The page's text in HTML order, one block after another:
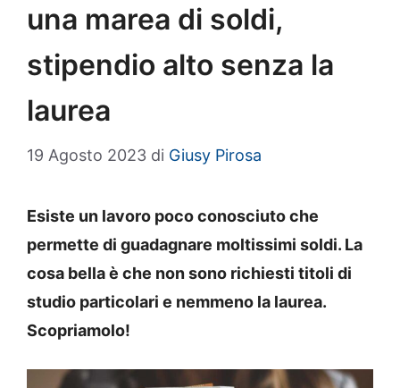
una marea di soldi,
stipendio alto senza la
laurea
19 Agosto 2023 di Giusy Pirosa
Esiste un lavoro poco conosciuto che
permette di guadagnare moltissimi soldi. La
cosa bella è che non sono richiesti titoli di
studio particolari e nemmeno la laurea.
Scopriamolo!